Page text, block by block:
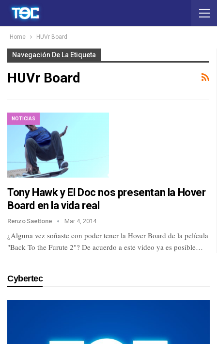
Home HUVr Board
Navegación De La Etiqueta
HUVr Board
NOTICIAS
Tony Hawk y El Doc nos presentan la Hover
Board en la vida real
Renzo Saettone Mar 4, 2014
¿Alguna vez soñaste con poder tener la Hover Board de la película
"Back To the Furute 2"? De acuerdo a este video ya es posible…
Cybertec